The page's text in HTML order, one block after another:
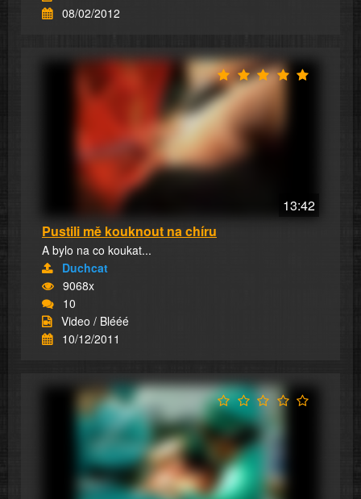
08/02/2012
13:42
Pustili mě kouknout na chíru
A bylo na co koukat...
Duchcat
9068x
10
Video / Blééé
10/12/2011